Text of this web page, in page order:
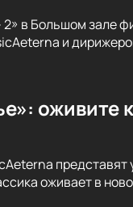
в Большом зале
и
оживите
оживает в